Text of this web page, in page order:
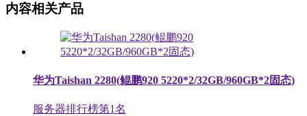
内容相关产品
华为Taishan 2280(鲲鹏920 5220*2/32GB/960GB*2固态)
服务器排行榜第1名